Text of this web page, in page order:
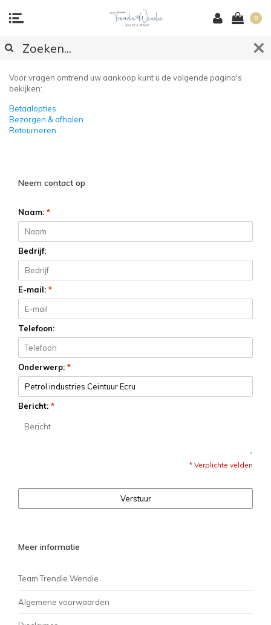
0
KLANTENSERVICE
Voor vragen omtrend uw aankoop kunt u de volgende pagina's
bekijken:
Betaalopties
Bezorgen & afhalen
Retourneren
Neem contact op
Naam: *
Bedrijf:
E-mail: *
Telefoon:
Onderwerp: *
Bericht: *
* Verplichte velden
Verstuur
Meer informatie
Team Trendie Wendie
Algemene voorwaarden